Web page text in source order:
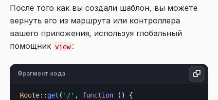
После того как вы создали шаблон, вы можете
вернуть его из маршрута или контроллера
вашего приложения, используя глобальный
помощник view :
Фрагмент кода
Route:: get ( '/' , function () {